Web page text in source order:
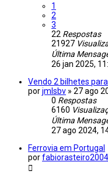
1
2
3
22 Respostas
21927
Última
26 jan 2025,
Vendo 2 bilhetes
porjmlsbv » 27 ago
0 Respostas
6160
Última
27 ago 2024,
Ferrovia em Portugal
porfabiorasteiro2004